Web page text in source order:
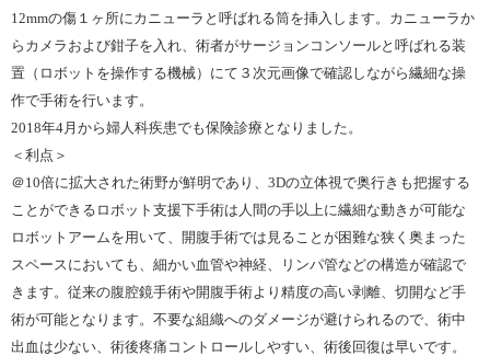
12mmの傷１ヶ所にカニューラと呼ばれる筒を挿入します。カニューラか
らカメラおよび鉗子を入れ、術者がサージョンコンソールと呼ばれる装
置（ロボットを操作する機械）にて３次元画像で確認しながら繊細な操
作で手術を行います。
2018年4月から婦人科疾患でも保険診療となりました。
＜利点＞
＠10倍に拡大された術野が鮮明であり、3Dの立体視で奥行きも把握する
ことができるロボット支援下手術は人間の手以上に繊細な動きが可能な
ロボットアームを用いて、開腹手術では見ることが困難な狭く奥まった
スペースにおいても、細かい血管や神経、リンパ管などの構造が確認で
きます。従来の腹腔鏡手術や開腹手術より精度の高い剥離、切開など手
術が可能となります。不要な組織へのダメージが避けられるので、術中
出血は少ない、術後疼痛コントロールしやすい、術後回復は早いです。